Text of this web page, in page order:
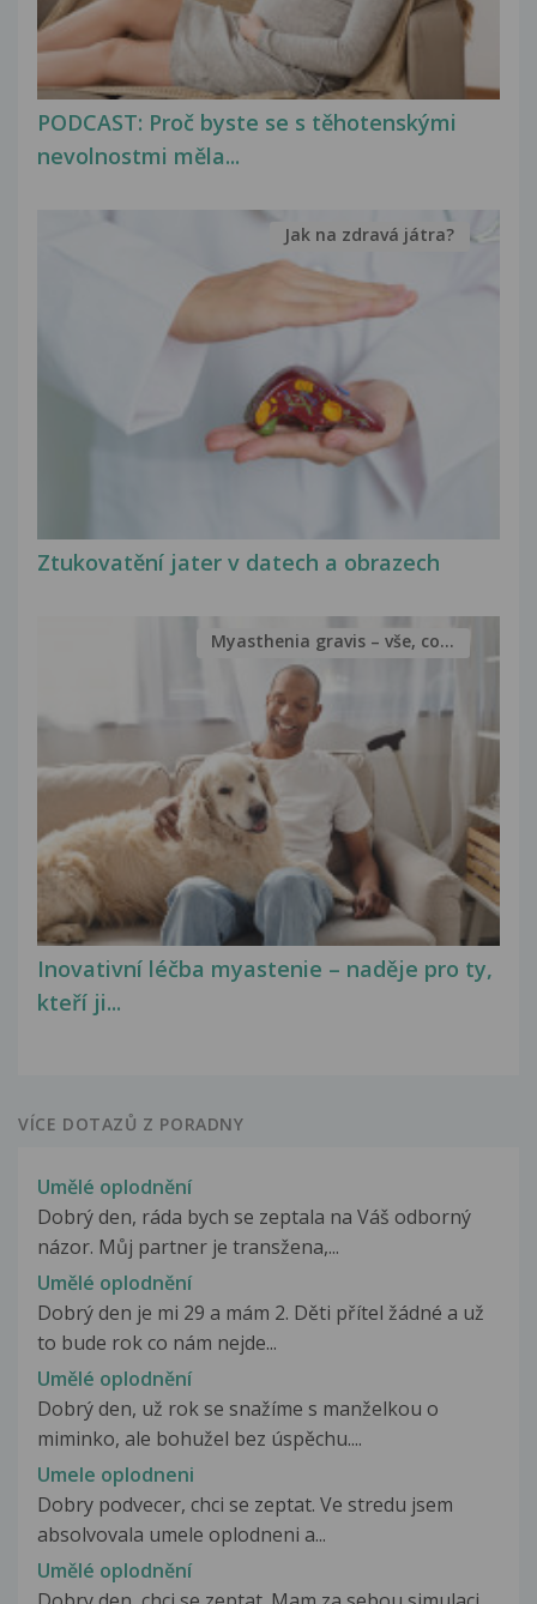
PODCAST: Proč byste se s těhotenskými
nevolnostmi měla...
Ztukovatění jater v datech a obrazech
Jak na zdravá játra?
Inovativní léčba myastenie – naděje pro ty,
kteří ji...
Myasthenia gravis – vše, co...
VÍCE DOTAZŮ Z PORADNY
Umělé oplodnění
Dobrý den, ráda bych se zeptala na Váš odborný
názor. Můj partner je transžena,...
Umělé oplodnění
Dobrý den je mi 29 a mám 2. Děti přítel žádné a už
to bude rok co nám nejde...
Umělé oplodnění
Dobrý den, už rok se snažíme s manželkou o
miminko, ale bohužel bez úspěchu....
Umele oplodneni
Dobry podvecer, chci se zeptat. Ve stredu jsem
absolvovala umele oplodneni a...
Umělé oplodnění